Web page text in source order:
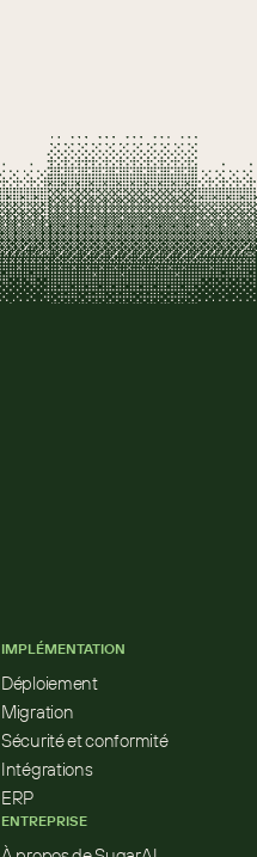
IMPLÉMENTATION
Déploiement
Migration
Sécurité et conformité
Intégrations
ERP
ENTREPRISE